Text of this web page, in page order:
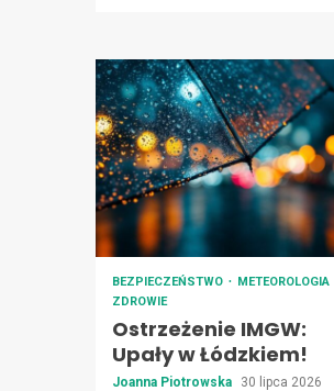
BEZPIECZEŃSTWO
METEOROLOGIA
ZDROWIE
Ostrzeżenie IMGW:
Upały w Łódzkiem!
Joanna Piotrowska
30 lipca 2026